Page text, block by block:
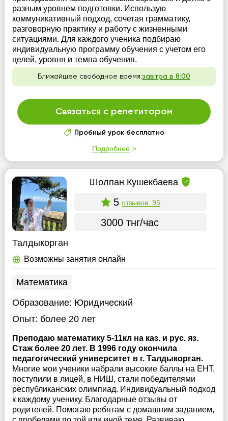
разным уровнем подготовки. Использую
коммуникативный подход, сочетая грамматику,
разговорную практику и работу с жизненными
ситуациями. Для каждого ученика подбираю
индивидуальную программу обучения с учетом его
целей, уровня и темпа обучения.
Ближайшее свободное время:завтра в 8:00
Связаться с репетитором
Пробный урок бесплатно
Подробнее
Шолпан Кушекбаева
5 отзывов: 95
3000 тнг/час
Талдыкорган
Возможны занятия онлайн
Математика
Образование: Юридический
Опыт: более 20 лет
Преподаю математику 5-11кл на каз. и рус. яз.
Стаж более 20 лет. В 1996 году окончила
педагогический университет в г. Талдыкорган.
Многие мои ученики набрали высокие баллы на ЕНТ,
поступили в лицей, в НИШ, стали победителями
республиканских олимпиад. Индивидуальный подход
к каждому ученику. Благодарные отзывы от
родителей. Помогаю ребятам с домашним заданием,